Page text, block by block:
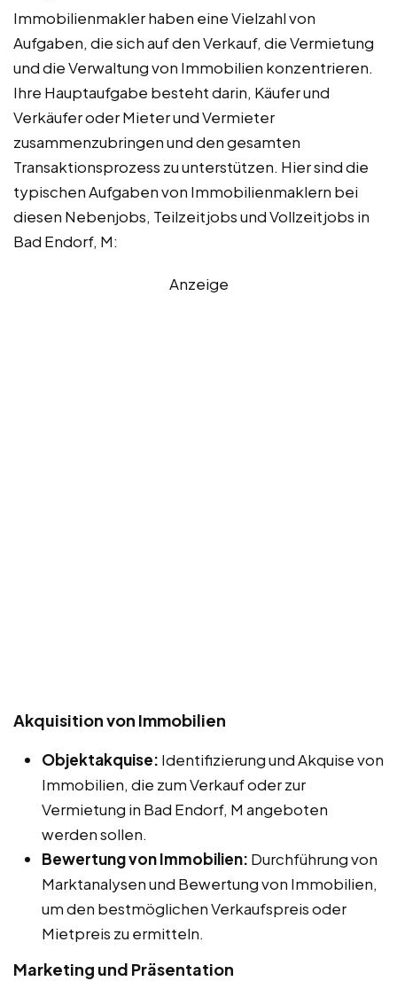
Immobilienmakler haben eine Vielzahl von
Aufgaben, die sich auf den Verkauf, die Vermietung
und die Verwaltung von Immobilien konzentrieren.
Ihre Hauptaufgabe besteht darin, Käufer und
Verkäufer oder Mieter und Vermieter
zusammenzubringen und den gesamten
Transaktionsprozess zu unterstützen. Hier sind die
typischen Aufgaben von Immobilienmaklern bei
diesen Nebenjobs, Teilzeitjobs und Vollzeitjobs in
Bad Endorf, M:
Anzeige
Akquisition von Immobilien
Objektakquise: Identifizierung und Akquise von
Immobilien, die zum Verkauf oder zur
Vermietung in Bad Endorf, M angeboten
werden sollen.
Bewertung von Immobilien: Durchführung von
Marktanalysen und Bewertung von Immobilien,
um den bestmöglichen Verkaufspreis oder
Mietpreis zu ermitteln.
Marketing und Präsentation